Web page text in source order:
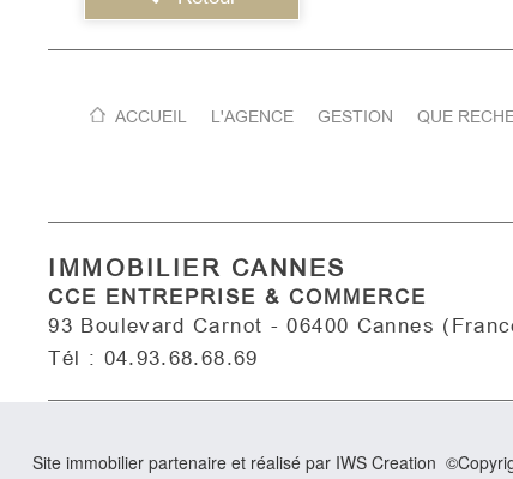
ACCUEIL L'AGENCE GESTION QUE
IMMOBILIER CANNES
CCE ENTREPRISE & COMMERCE
93 Boulevard Carnot - 06400 Cannes
Tél : 04.93.68.68.69
Site immobilier partenaire et réalisé par IWS Creation